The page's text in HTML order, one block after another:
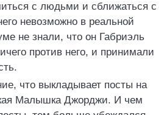
с людьми и сближаться с
невозможно в реальной
не знали, что он Габриэль
против него, и принимали
что выкладывает посты на
Малышка Джорджи. И чем